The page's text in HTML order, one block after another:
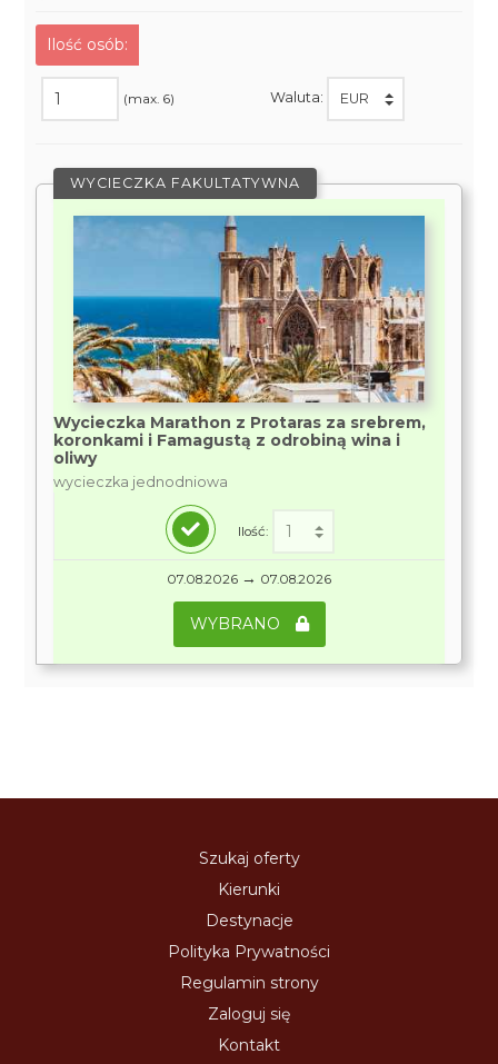
Ilość osób:
(max. 6) Waluta:
WYCIECZKA FAKULTATYWNA
Wycieczka Marathon z Protaras za srebrem,
koronkami i Famagustą z odrobiną wina i
oliwy
wycieczka jednodniowa
Ilość:
07.08.2026 → 07.08.2026
WYBRANO
Szukaj oferty
Kierunki
Destynacje
Polityka Prywatności
Regulamin strony
Zaloguj się
Kontakt